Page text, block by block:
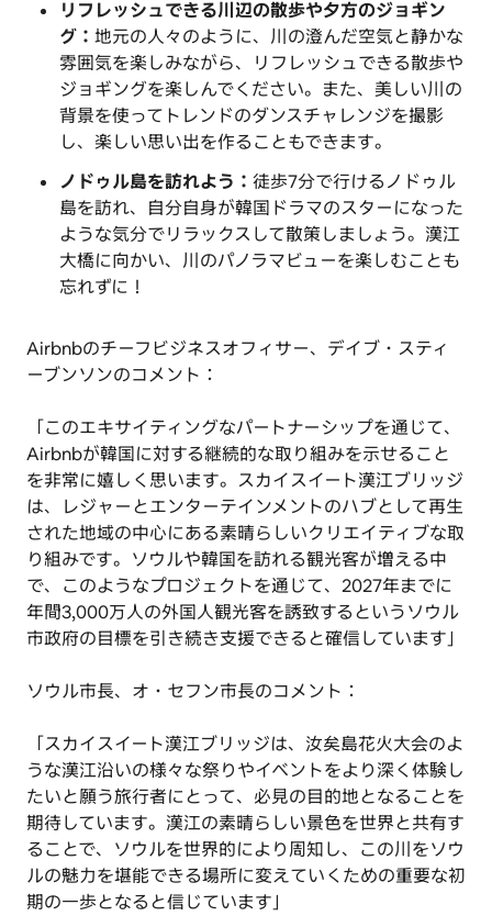
リフレッシュできる川辺の散歩や夕方のジョギン
グ： 地元の人々のように、川の澄んだ空気と静かな
雰囲気を楽しみながら、リフレッシュできる散歩や
ジョギングを楽しんでください。また、美しい川の
背景を使ってトレンドのダンスチャレンジを撮影
し、楽しい思い出を作ることもできます。
ノドゥル島を訪れよう： 徒歩7分で行けるノドゥル
島を訪れ、自分自身が韓国ドラマのスターになった
ような気分でリラックスして散策しましょう。漢江
大橋に向かい、川のパノラマビューを楽しむことも
忘れずに！
Airbnbのチーフビジネスオフィサー、デイブ・スティ
ーブンソンのコメント：
「このエキサイティングなパートナーシップを通じて、
Airbnbが韓国に対する継続的な取り組みを示せること
を非常に嬉しく思います。スカイスイート漢江ブリッジ
は、レジャーとエンターテインメントのハブとして再生
された地域の中心にある素晴らしいクリエイティブな取
り組みです。ソウルや韓国を訪れる観光客が増える中
で、このようなプロジェクトを通じて、2027年までに
年間3,000万人の外国人観光客を誘致するというソウル
市政府の目標を引き続き支援できると確信しています」
ソウル市長、オ・セフン市長のコメント：
「スカイスイート漢江ブリッジは、汝矣島花火大会のよ
うな漢江沿いの様々な祭りやイベントをより深く体験し
たいと願う旅行者にとって、必見の目的地となることを
期待しています。漢江の素晴らしい景色を世界と共有す
ることで、ソウルを世界的により周知し、この川をソウ
ルの魅力を堪能できる場所に変えていくための重要な初
期の一歩となると信じています」